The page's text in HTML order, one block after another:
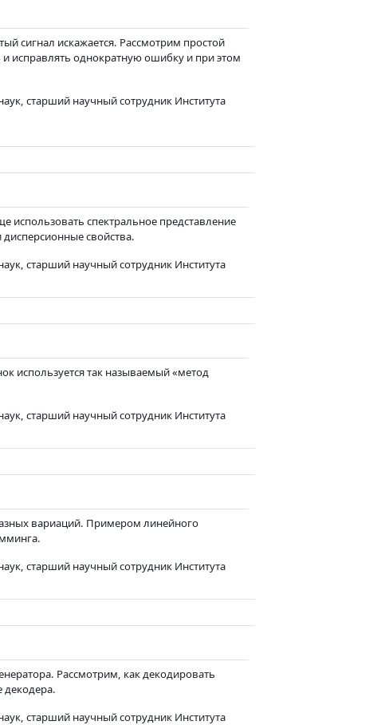
сигнал искажается. Рассмотрим простой
исправлять однократную ошибку и при этом
старший научный сотрудник Института
использовать спектральное представление
свойства.
старший научный сотрудник Института
используется так называемый «метод
старший научный сотрудник Института
вариаций. Примером линейного
старший научный сотрудник Института
Рассмотрим, как декодировать
декодера.
старший научный сотрудник Института